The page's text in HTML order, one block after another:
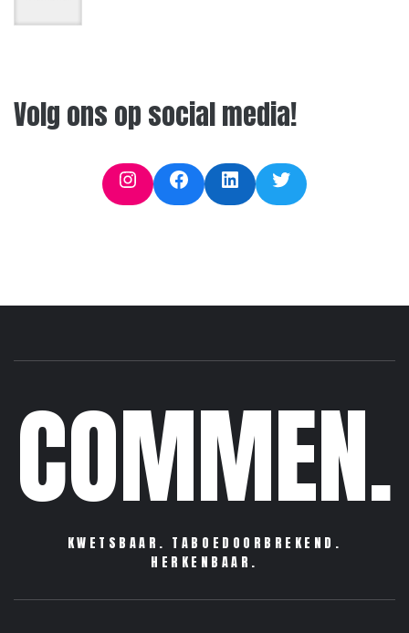
Volg ons op social media!
InstagramFacebookLinkedInTwitter
COMMEN.
KWETSBAAR. TABOEDOORBREKEND.
HERKENBAAR.